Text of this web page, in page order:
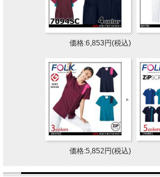
価格:6,853円(税込)
価格:5,852円(税込)